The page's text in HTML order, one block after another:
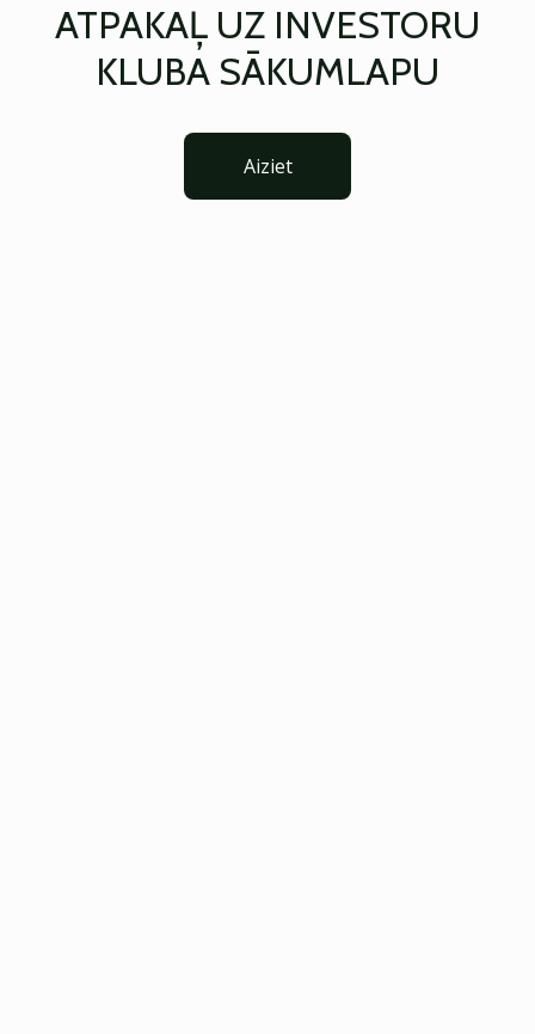
ATPAKAĻ UZ INVESTORU
KLUBA SĀKUMLAPU
Aiziet